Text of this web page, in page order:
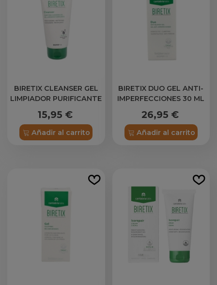
BIRETIX CLEANSER GEL
LIMPIADOR PURIFICANTE
15,95 €
Añadir al carrito
BIRETIX DUO GEL ANTI-
IMPERFECCIONES 30 ML
26,95 €
Añadir al carrito